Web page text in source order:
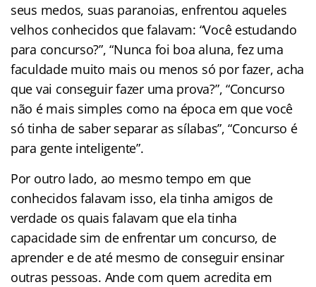
seus medos, suas paranoias, enfrentou aqueles
velhos conhecidos que falavam: “Você estudando
para concurso?”, “Nunca foi boa aluna, fez uma
faculdade muito mais ou menos só por fazer, acha
que vai conseguir fazer uma prova?”, “Concurso
não é mais simples como na época em que você
só tinha de saber separar as sílabas”, “Concurso é
para gente inteligente”.
Por outro lado, ao mesmo tempo em que
conhecidos falavam isso, ela tinha amigos de
verdade os quais falavam que ela tinha
capacidade sim de enfrentar um concurso, de
aprender e de até mesmo de conseguir ensinar
outras pessoas. Ande com quem acredita em